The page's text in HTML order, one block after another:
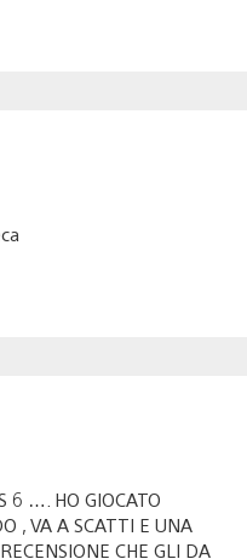
6 …. HO GIOCATO
, VA A SCATTI E UNA
CHE GLI DA